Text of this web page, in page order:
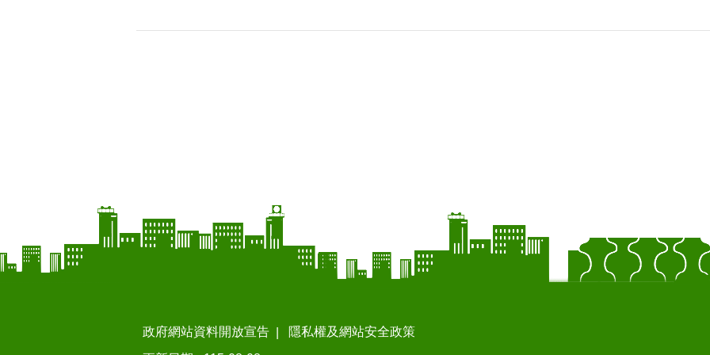
政府網站資料開放宣告
隱私權及網站安全政策